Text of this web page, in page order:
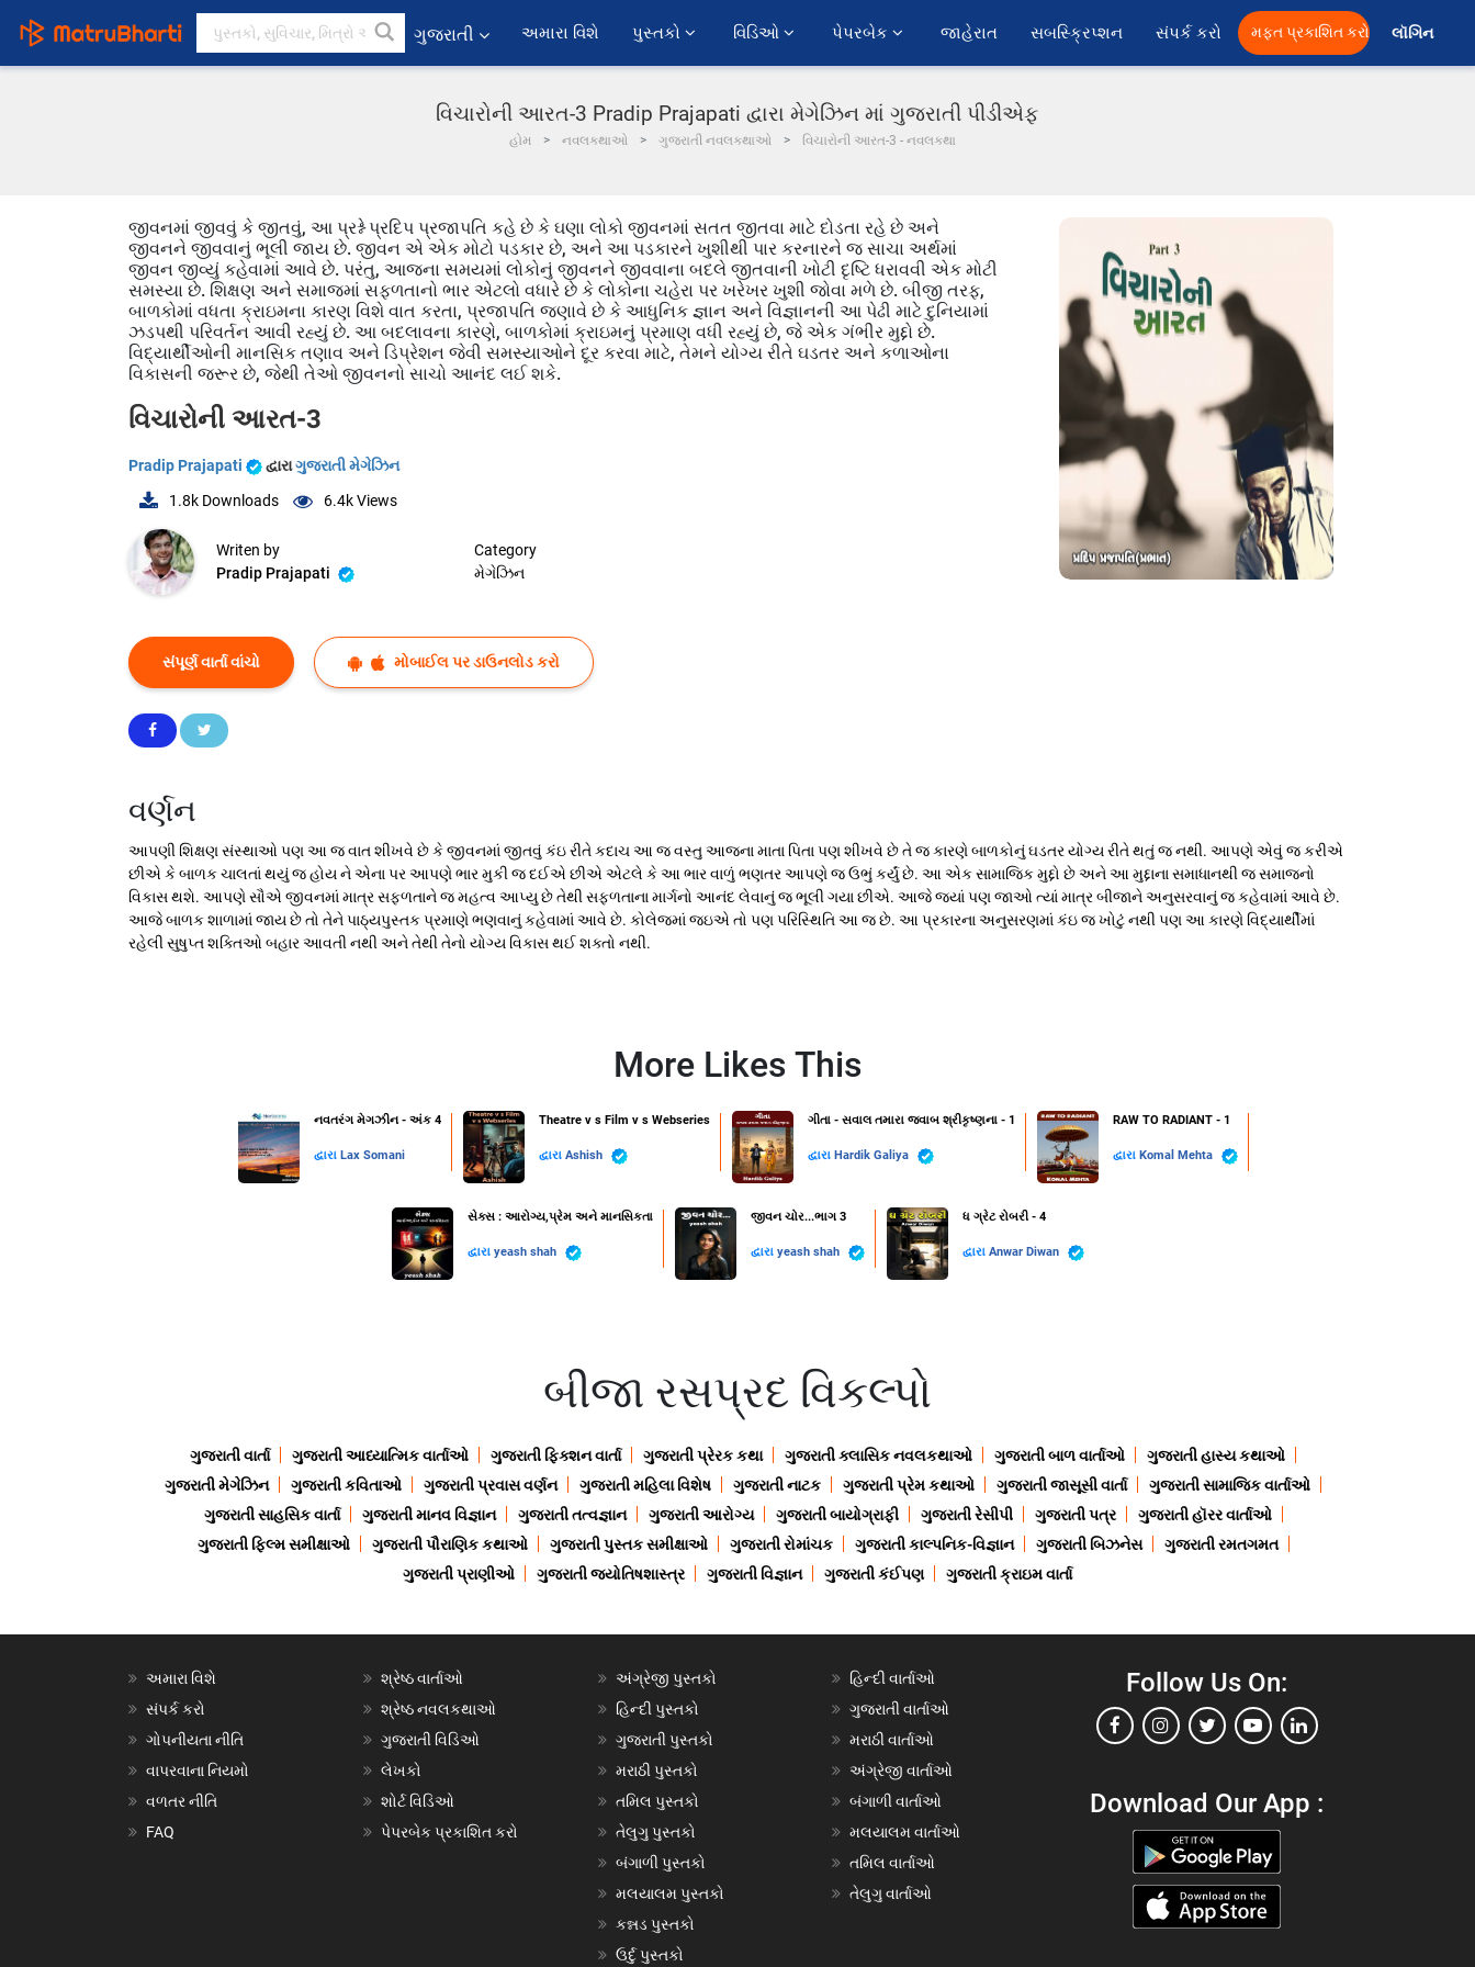
ગુજરાતી અમારા વિશે પુસ્તકો વિડિઓ પેપરબેક જાહેરાત સબસ્ક્રિપ્શન સંપર્ક કરો મફત પ્રકાશિત કરો લૉગિન
વિચારોની આરત-3 Pradip Prajapati દ્વારા મેગેઝિન માં ગુજરાતી પીડીએફ
હોમ નવલકથાઓ ગુજરાતી નવલકથાઓ વિચારોની આરત-3 - નવલકથા
જીવનમાં જીવવું કે જીતવું, આ પ્રશ્ને પ્રદિપ પ્રજાપતિ કહે છે કે ઘણા લોકો જીવનમાં સતત જીતવા માટે દોડતા રહે છે અને
જીવનને જીવવાનું ભૂલી જાય છે. જીવન એ એક મોટો પડકાર છે, અને આ પડકારને ખુશીથી પાર કરનારને જ સાચા અર્થમાં
જીવન જીવ્યું કહેવામાં આવે છે. પરંતુ, આજના સમયમાં લોકોનું જીવનને જીવવાના બદલે જીતવાની ખોટી દૃષ્ટિ ધરાવવી એક મોટી
સમસ્યા છે. શિક્ષણ અને સમાજમાં સફળતાનો ભાર એટલો વધારે છે કે લોકોના ચહેરા પર ખરેખર ખુશી જોવા મળે છે. બીજી તરફ,
બાળકોમાં વધતા ક્રાઇમના કારણ વિશે વાત કરતા, પ્રજાપતિ જણાવે છે કે આધુનિક જ્ઞાન અને વિજ્ઞાનની આ પેઢી માટે દુનિયામાં
ઝડપથી પરિવર્તન આવી રહ્યું છે. આ બદલાવના કારણે, બાળકોમાં ક્રાઇમનું પ્રમાણ વધી રહ્યું છે, જે એક ગંભીર મુદ્દો છે.
વિદ્યાર્થીઓની માનસિક તણાવ અને ડિપ્રેશન જેવી સમસ્યાઓને દૂર કરવા માટે, તેમને યોગ્ય રીતે ઘડતર અને કળાઓના
વિકાસની જરૂર છે, જેથી તેઓ જીવનનો સાચો આનંદ લઈ શકે.
વિચારોની આરત-3
Pradip Prajapati દ્વારાગુજરાતી મેગેઝિન
1.8k Downloads 6.4kViews
Writen by
Pradip Prajapati
Category
મેગેઝિન
સંપૂર્ણ વાર્તા વાંચો મોબાઈલ પર ડાઉનલોડ કરો
વર્ણન
આપણી શિક્ષણ સંસ્થાઓ પણ આ જ વાત શીખવે છે કે જીવનમાં જીતવું કંઇ રીતે કદાચ આ જ વસ્તુ આજના માતા પિતા પણ શીખવે છે તે જ કારણે બાળકોનું ઘડતર યોગ્ય રીતે થતું જ નથી. આપણે એવું જ કરીએ
છીએ કે બાળક ચાલતાં થયું જ હોય ને એના પર આપણે ભાર મુકી જ દઈએ છીએ એટલે કે આ ભાર વાળું ભણતર આપણે જ ઉભું કર્યું છે. આ એક સામાજિક મુદ્દો છે અને આ મુદ્દાના સમાધાનથી જ સમાજનો
વિકાસ થશે. આપણે સૌએ જીવનમાં માત્ર સફળતાને જ મહત્વ આપ્યુ છે તેથી સફળતાના માર્ગનો આનંદ લેવાનું જ ભૂલી ગયા છીએ. આજે જ્યાં પણ જાઓ ત્યાં માત્ર બીજાને અનુસરવાનું જ કહેવામાં આવે છે.
આજે બાળક શાળામાં જાય છે તો તેને પાઠ્યપુસ્તક પ્રમાણે ભણવાનું કહેવામાં આવે છે. કોલેજમાં જઇએ તો પણ પરિસ્થિતિ આ જ છે. આ પ્રકારના અનુસરણમાં કંઇ જ ખોટું નથી પણ આ કારણે વિદ્યાર્થીમાં
રહેલી સુષુપ્ત શક્તિઓ બહાર આવતી નથી અને તેથી તેનો યોગ્ય વિકાસ થઈ શક્તો નથી.
More Likes This
નવતરંગ મેગઝીન - અંક 4
દ્વારા Lax Somani
Theatre v s Film v s Webseries
દ્વારા Ashish
ગીતા - સવાલ તમારા જવાબ શ્રીકૃષ્ણના - 1
દ્વારા Hardik Galiya
RAW TO RADIANT - 1
દ્વારા Komal Mehta
સેક્સ : આરોગ્ય,પ્રેમ અને માનસિકતા
દ્વારા yeash shah
જીવન ચોર...ભાગ 3
દ્વારા yeash shah
ધ ગ્રેટ રોબરી - 4
દ્વારા Anwar Diwan
બીજા રસપ્રદ વિકલ્પો
ગુજરાતી વાર્તા ગુજરાતી આધ્યાત્મિક વાર્તાઓ ગુજરાતી ફિક્શન વાર્તા ગુજરાતી પ્રેરક કથા ગુજરાતી ક્લાસિક નવલકથાઓ ગુજરાતી બાળ વાર્તાઓ
ગુજરાતી હાસ્ય કથાઓ
ગુજરાતી મેગેઝિન
ગુજરાતી કવિતાઓ ગુજરાતી પ્રવાસ વર્ણન ગુજરાતી મહિલા વિશેષ ગુજરાતી નાટક ગુજરાતી પ્રેમ કથાઓ ગુજરાતી જાસૂસી વાર્તા
ગુજરાતી સામાજિક વાર્તાઓ
ગુજરાતી સાહસિક વાર્તા
ગુજરાતી માનવ વિજ્ઞાન ગુજરાતી તત્વજ્ઞાન ગુજરાતી આરોગ્ય ગુજરાતી બાયોગ્રાફી ગુજરાતી રેસીપી ગુજરાતી પત્ર
ગુજરાતી હૉરર વાર્તાઓ
ગુજરાતી ફિલ્મ સમીક્ષાઓ
ગુજરાતી પૌરાણિક કથાઓ ગુજરાતી પુસ્તક સમીક્ષાઓ ગુજરાતી રોમાંચક ગુજરાતી કાલ્પનિક-વિજ્ઞાન ગુજરાતી બિઝનેસ
ગુજરાતી રમતગમત
ગુજરાતી પ્રાણીઓ
ગુજરાતી જ્યોતિષશાસ્ત્ર ગુજરાતી વિજ્ઞાન ગુજરાતી કંઈપણ ગુજરાતી ક્રાઇમ વાર્તા
અમારા વિશે
સંપર્ક કરો
ગોપનીયતા નીતિ
વાપરવાના નિયમો
વળતર નીતિ
FAQ
શ્રેષ્ઠ વાર્તાઓ
શ્રેષ્ઠ નવલકથાઓ
ગુજરાતી વિડિઓ
લેખકો
શોર્ટ વિડિઓ
પેપરબેક પ્રકાશિત કરો
અંગ્રેજી પુસ્તકો
હિન્દી પુસ્તકો
ગુજરાતી પુસ્તકો
મરાઠી પુસ્તકો
તમિલ પુસ્તકો
તેલુગુ પુસ્તકો
બંગાળી પુસ્તકો
મલયાલમ પુસ્તકો
કન્નડ પુસ્તકો
ઉર્દુ પુસ્તકો
હિન્દી વાર્તાઓ
ગુજરાતી વાર્તાઓ
મરાઠી વાર્તાઓ
અંગ્રેજી વાર્તાઓ
બંગાળી વાર્તાઓ
મલયાલમ વાર્તાઓ
તમિલ વાર્તાઓ
તેલુગુ વાર્તાઓ
Follow Us On:
Download Our App :